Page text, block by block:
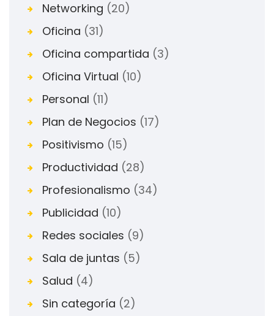
Networking (20)
Oficina (31)
Oficina compartida (3)
Oficina Virtual (10)
Personal (11)
Plan de Negocios (17)
Positivismo (15)
Productividad (28)
Profesionalismo (34)
Publicidad (10)
Redes sociales (9)
Sala de juntas (5)
Salud (4)
Sin categoría (2)